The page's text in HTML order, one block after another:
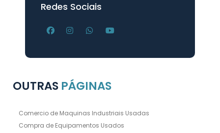
Redes Sociais
OUTRAS PÁGINAS
Comercio de Maquinas Industriais Usadas
Compra de Equipamentos Usados